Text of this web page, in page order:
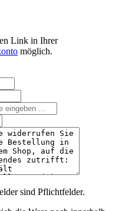
Link in Ihrer
möglich.
sind Pflichtfelder.